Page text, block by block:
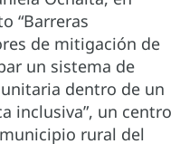
“Barreras
de mitigación de
un sistema de
dentro de un
inclusiva”, un centro
rural del